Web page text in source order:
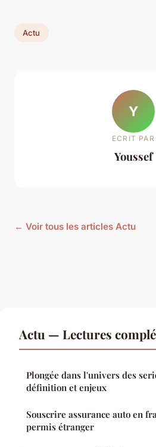
Actu
Y
ECRIT PAR
Youssef
← Voir tous les articles Actu
Actu — Lectures
Plongée dans l'univers des
définition et enjeux
Souscrire assurance auto en
permis étranger